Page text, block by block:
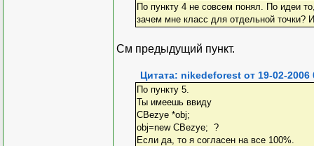
По пункту 4 не совсем понял. По идеи
зачем мне класс для отдельной точки?
См предыдущий пункт.
Цитата: nikedeforest от 19-02-2006
По пункту 5.
Ты имеешь ввиду
CBezye *obj;
obj=new CBezye; ?
Если да, то я согласен на все 100%.